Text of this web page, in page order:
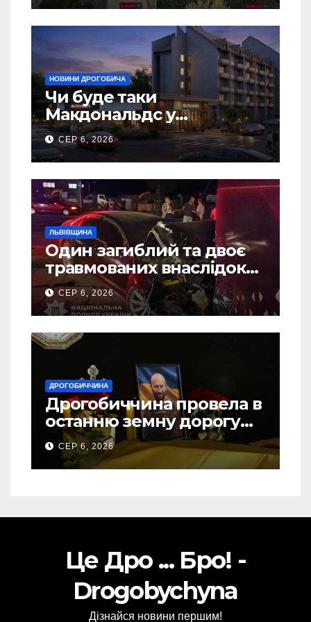
НОВИНИ ДРОГОБИЧА
Чи буде таки
Макдональдс у
Дрогобичі? (Фото)
СЕР 6, 2026
ЛЬВІВЩИНА
Один загиблий та двоє
травмованих внаслідок
ДТП на Самбірщині
СЕР 6, 2026
ДРОГОБИЧЧИНА
Дрогобиччина провела в
останню земну дорогу
свого Захисника – Олега
Торського
СЕР 6, 2026
Це Дро ... Бро! -
Drogobychyna
Дізнайся новини першим!